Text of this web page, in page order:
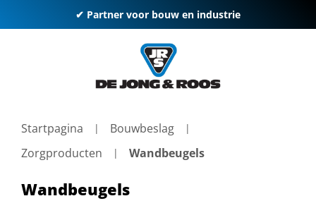
✔ Partner voor bouw en industrie
Startpagina
Bouwbeslag
Zorgproducten
Wandbeugels
Wandbeugels